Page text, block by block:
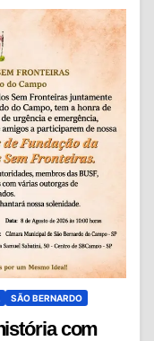
SÃO BERNARDO
com